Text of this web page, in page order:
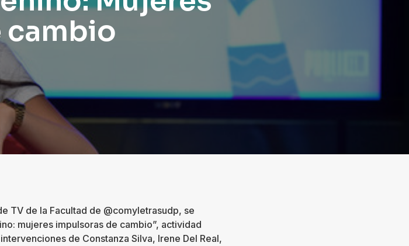
cambio
TV de la Facultad de @comyletrasudp, se
mujeres impulsoras de cambio”, actividad
de Constanza Silva, Irene Del Real,